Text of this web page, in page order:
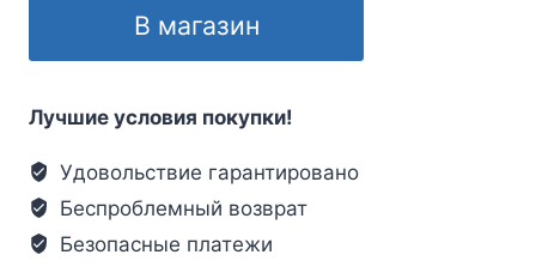
В магазин
Лучшие условия покупки!
Удовольствие гарантировано
Беспроблемный возврат
Безопасные платежи